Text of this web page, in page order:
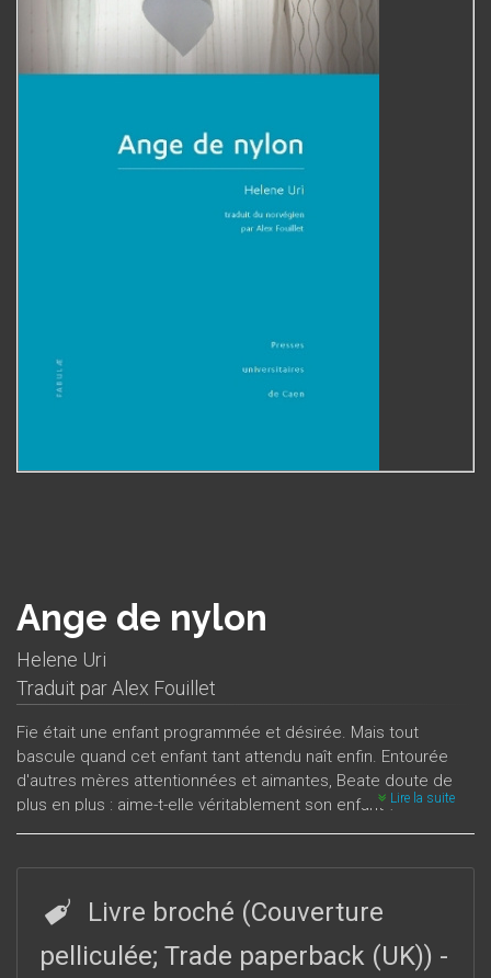
Ange de nylon
Helene Uri
Traduit parAlex Fouillet
Fie était une enfant programmée et désirée. Mais tout
bascule quand cet enfant tant attendu naît enfin. Entourée
d'autres mères attentionnées et aimantes, Beate doute de
plus en plus : aime-t-elle véritablement son enfant ?
maternité et les clichés qui entourent la relation parents-
enfants. Il a été classé parmi les trois meilleurs romans
norvégiens de l'année 2003 par deux grands quotidiens du
Lire la suite
Livre broché (Couverture
pelliculée; Trade paperback (UK)) -